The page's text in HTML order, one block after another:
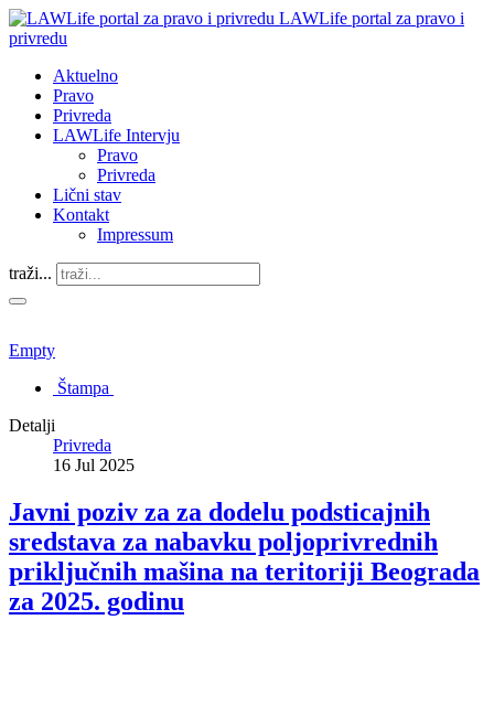
LAWLife portal za pravo i
privredu
Aktuelno
Pravo
Privreda
LAWLife Intervju
Pravo
Privreda
Lični stav
Kontakt
Impressum
traži...
Empty
Štampa
Detalji
Privreda
16 Jul 2025
Javni poziv za za dodelu podsticajnih
sredstava za nabavku poljoprivrednih
priključnih mašina na teritoriji Beograda
za 2025. godinu